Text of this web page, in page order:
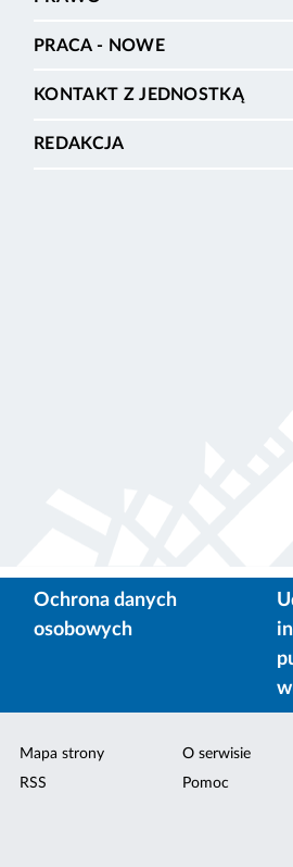
PRACA - NOWE
KONTAKT Z JEDNOSTKĄ
REDAKCJA
Ochrona danych
osobowych
Mapa strony
RSS
O serwisie
Pomoc